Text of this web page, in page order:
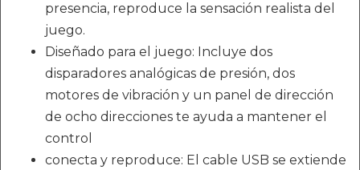
presencia, reproduce la sensación realista del
juego.
Diseñado para el juego: Incluye dos
disparadores analógicas de presión, dos
motores de vibración y un panel de dirección
de ocho direcciones te ayuda a mantener el
control
conecta y reproduce: El cable USB se extiende